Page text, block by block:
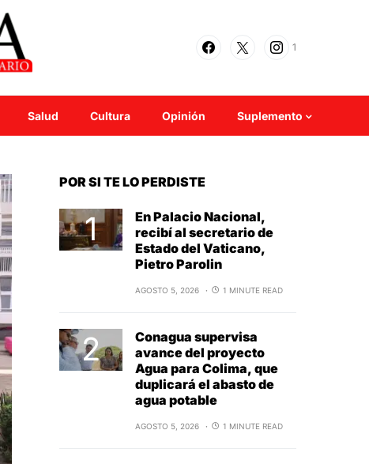
1
Salud Cultura Opinión Suplemento
POR SI TE LO PERDISTE
En Palacio Nacional,
recibí al secretario de
Estado del Vaticano,
Pietro Parolin
AGOSTO 5, 2026 1 MINUTE READ
Conagua supervisa
avance del proyecto
Agua para Colima, que
duplicará el abasto de
agua potable
AGOSTO 5, 2026 1 MINUTE READ